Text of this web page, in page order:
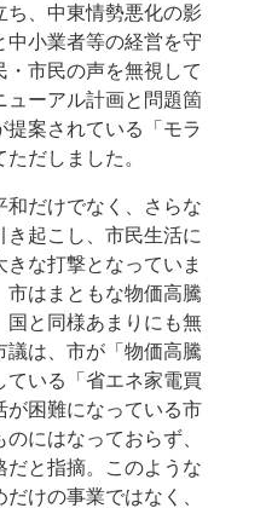
ち、中東情勢悪化の影
中小業者等の経営を守
・市民の声を無視して
ューアル計画と問題箇
提案されている「モラ
だしました。
和だけでなく、さらな
き起こし、市民生活に
な打撃となっていま
市はまともな物価高騰
国と同様あまりにも無
議は、市が「物価高騰
ている「省エネ家電買
が困難になっている市
にはなっておらず、
だと指摘。このような
だけの事業ではなく、